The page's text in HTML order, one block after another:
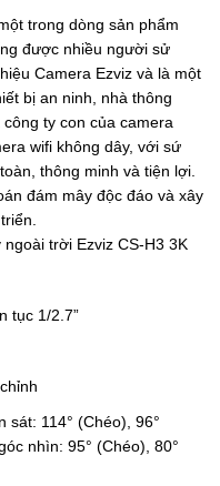
trong dòng sản phẩm
được nhiều người sử
Camera Ezviz và là một
bị an ninh, nhà thông
ty con của camera
wifi không dây, với sứ
thông minh và tiện lợi.
đám mây độc đáo và xây
trời Ezviz CS-H3 3K
tục 1/2.7”
sát: 114° (Chéo), 96°
nhìn: 95° (Chéo), 80°